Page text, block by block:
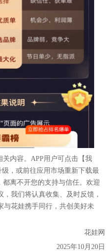
关内容。APP用户可点击【我
，或前往应用市场重新下载最
都离不开您的支持与信任。欢迎
我们将认真收集、及时反馈，
与花娃携手同行，共创美好未
花娃网
2025年10月20日